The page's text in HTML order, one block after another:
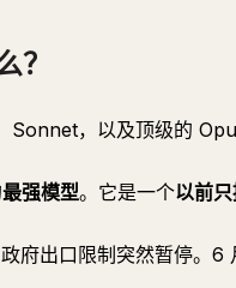
？
，以及顶级的
最强模型。它是一个以前
府出口限制突然暂停。6